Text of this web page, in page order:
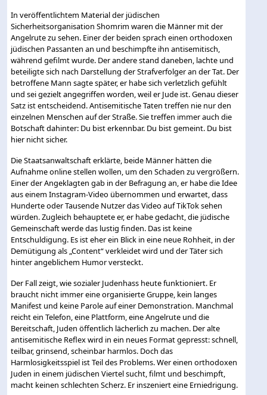
In veröffentlichtem Material der jüdischen
Sicherheitsorganisation Shomrim waren die Männer mit der
Angelrute zu sehen. Einer der beiden sprach einen orthodoxen
jüdischen Passanten an und beschimpfte ihn antisemitisch,
während gefilmt wurde. Der andere stand daneben, lachte und
beteiligte sich nach Darstellung der Strafverfolger an der Tat. Der
betroffene Mann sagte später, er habe sich verletzlich gefühlt
und sei gezielt angegriffen worden, weil er Jude ist. Genau dieser
Satz ist entscheidend. Antisemitische Taten treffen nie nur den
einzelnen Menschen auf der Straße. Sie treffen immer auch die
Botschaft dahinter: Du bist erkennbar. Du bist gemeint. Du bist
hier nicht sicher.
Die Staatsanwaltschaft erklärte, beide Männer hätten die
Aufnahme online stellen wollen, um den Schaden zu vergrößern.
Einer der Angeklagten gab in der Befragung an, er habe die Idee
aus einem Instagram-Video übernommen und erwartet, dass
Hunderte oder Tausende Nutzer das Video auf TikTok sehen
würden. Zugleich behauptete er, er habe gedacht, die jüdische
Gemeinschaft werde das lustig finden. Das ist keine
Entschuldigung. Es ist eher ein Blick in eine neue Rohheit, in der
Demütigung als „Content“ verkleidet wird und der Täter sich
hinter angeblichem Humor versteckt.
Der Fall zeigt, wie sozialer Judenhass heute funktioniert. Er
braucht nicht immer eine organisierte Gruppe, kein langes
Manifest und keine Parole auf einer Demonstration. Manchmal
reicht ein Telefon, eine Plattform, eine Angelrute und die
Bereitschaft, Juden öffentlich lächerlich zu machen. Der alte
antisemitische Reflex wird in ein neues Format gepresst: schnell,
teilbar, grinsend, scheinbar harmlos. Doch das
Harmlosigkeitsspiel ist Teil des Problems. Wer einen orthodoxen
Juden in einem jüdischen Viertel sucht, filmt und beschimpft,
macht keinen schlechten Scherz. Er inszeniert eine Erniedrigung.